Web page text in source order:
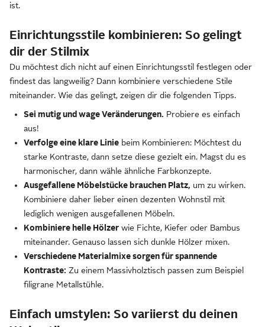
ist.
Einrichtungsstile kombinieren: So gelingt
dir der Stilmix
Du möchtest dich nicht auf einen Einrichtungsstil festlegen oder
findest das langweilig? Dann kombiniere verschiedene Stile
miteinander. Wie das gelingt, zeigen dir die folgenden Tipps.
Sei mutig und wage Veränderungen. Probiere es einfach
aus!
Verfolge eine klare Linie beim Kombinieren: Möchtest du
starke Kontraste, dann setze diese gezielt ein. Magst du es
harmonischer, dann wähle ähnliche Farbkonzepte.
Ausgefallene Möbelstücke brauchen Platz, um zu wirken.
Kombiniere daher lieber einen dezenten Wohnstil mit
lediglich wenigen ausgefallenen Möbeln.
Kombiniere helle Hölzer wie Fichte, Kiefer oder Bambus
miteinander. Genauso lassen sich dunkle Hölzer mixen.
Verschiedene Materialmixe sorgen für spannende
Kontraste: Zu einem Massivholztisch passen zum Beispiel
filigrane Metallstühle.
Einfach umstylen: So variierst du deinen